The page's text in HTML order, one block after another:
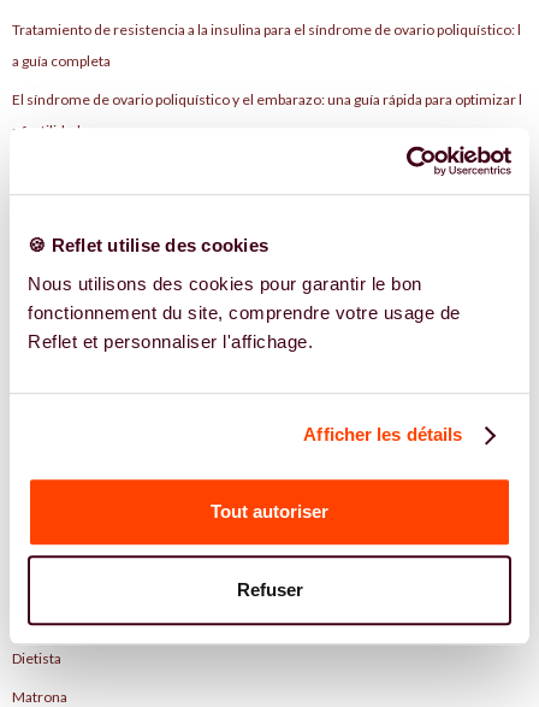
🍪 Reflet utilise des cookies
Nous utilisons des cookies pour garantir le bon
fonctionnement du site, comprendre votre usage de
Reflet et personnaliser l'affichage.
Afficher les détails
Tout autoriser
Refuser
Tratamiento de resistencia a la insulina para el síndrome de ovario poliquístico: l
a guía completa
El síndrome de ovario poliquístico y el embarazo: una guía rápida para optimizar l
a fertilidad
Hormona AMH femenina: lo que dicen sus niveles sobre su fertilidad y su salud
hormonal
La hormona antimülleriana puede variar: compréndalo y actúe
¿El seed-cycling o ciclo de semillas es realmente bueno para la fertilidad?
Nutrición y fertilidad para las mujeres: ciencia para aumentar las posibilidades de
concebir
¿Por qué somos más fértiles después de un aborto espontáneo?
Infirmière
Psicóloga
Dietista
Matrona